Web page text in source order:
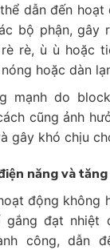
dẫn đến
bộ phận, gây
rè, ù ù hoặc
hoặc dàn
mạnh do
cũng ảnh
gây khó chịu
năng và
động không
gắng đạt nhiệt
công, dẫn